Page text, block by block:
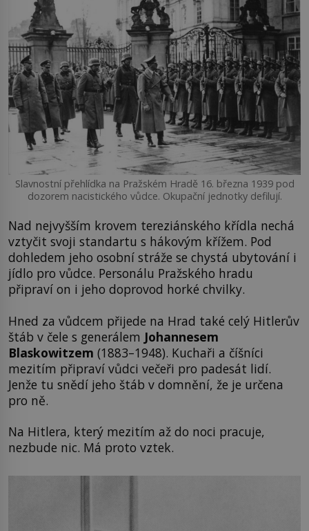
Slavnostní přehlídka na Pražském Hradě 16. března 1939 pod
dozorem nacistického vůdce. Okupační jednotky defilují.
Nad nejvyšším krovem tereziánského křídla nechá
vztyčit svoji standartu s hákovým křížem. Pod
dohledem jeho osobní stráže se chystá ubytování i
jídlo pro vůdce. Personálu Pražského hradu
připraví on i jeho doprovod horké chvilky.
Hned za vůdcem přijede na Hrad také celý Hitlerův
štáb v čele s generálem Johannesem
Blaskowitzem (1883–1948). Kuchaři a číšníci
mezitím připraví vůdci večeři pro padesát lidí.
Jenže tu snědí jeho štáb v domnění, že je určena
pro ně.
Na Hitlera, který mezitím až do noci pracuje,
nezbude nic. Má proto vztek.